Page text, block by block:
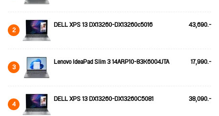
2 DELL XPS 13 DX13260-DX13260c5016 43,690.-
3 Lenovo IdeaPad Slim 3 14ARP10-83K6004JTA 17,990.-
4 DELL XPS 13 DX13260-DX13260C5081 38,090.-